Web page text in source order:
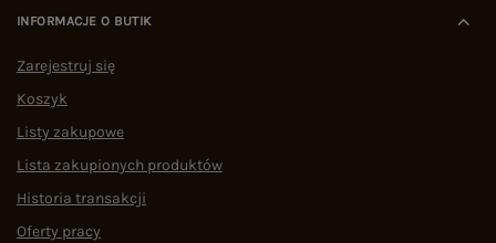
INFORMACJE O BUTIK
Zarejestruj się
Koszyk
Listy zakupowe
Lista zakupionych produktów
Historia transakcji
Oferty pracy